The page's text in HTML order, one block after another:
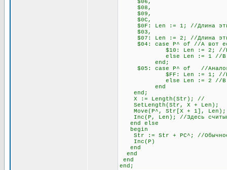
$06,
$08,
$09,
$0C,
$0F: Len := 1; //Длина этих
$03,
$07: Len := 2; //Длина этих
$04: case P^ of //А вот если
$10: Len := 2; //Если
else Len := 1 //В любом
end;
$05: case P^ of //
$FF: Len := 1; //Если
else Len := 2 //В любом
end
end;
X := Length(Str); //
SetLength(Str, X +
Move(P^, Str[X + 1],
Inc(P, Len); //Здесь
end else
begin
Str := Str + PC^; //Обычное
Inc(P)
end
end
end
end;